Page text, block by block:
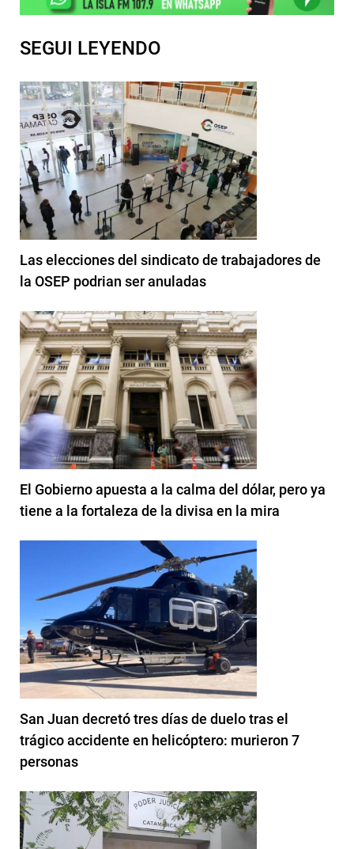
SEGUI LEYENDO
Las elecciones del sindicato de trabajadores de
la OSEP podrian ser anuladas
El Gobierno apuesta a la calma del dólar, pero ya
tiene a la fortaleza de la divisa en la mira
San Juan decretó tres días de duelo tras el
trágico accidente en helicóptero: murieron 7
personas